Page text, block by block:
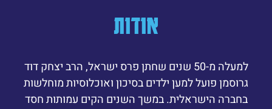
אודות
למעלה מ-50 שנים שחתן פרס ישראל, הרב יצחק דוד
גרוסמן פועל למען ילדים בסיכון ואוכלוסיות מוחלשות
בחברה הישראלית. במשך השנים הקים עמותות חסד